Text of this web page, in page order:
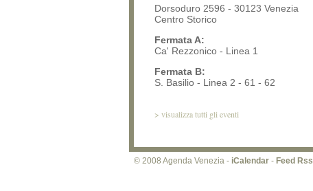
Dorsoduro 2596 - 30123 Venezia
Centro Storico
Fermata A:
Ca' Rezzonico - Linea 1
Fermata B:
S. Basilio - Linea 2 - 61 - 62
> visualizza tutti gli eventi
© 2008 Agenda Venezia - iCalendar - Feed Rss